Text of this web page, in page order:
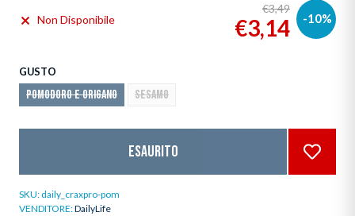
Non Disponibile -10%
€3,49
€3,14
GUSTO
POMODORO E ORIGANO SESAMO
Esaurito
SKU: daily_craxpro-pom
VENDITORE:DailyLife